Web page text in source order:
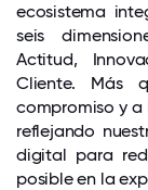
ecosistema
seis
Actitud,
Cliente. Más
compromiso y a
reflejando
digital para
posible en la